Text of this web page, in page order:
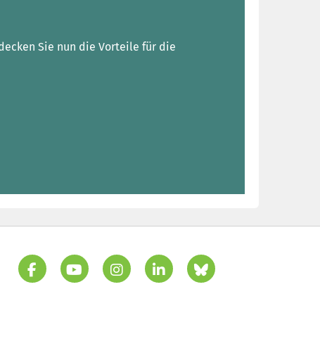
Sie nun die Vorteile für die